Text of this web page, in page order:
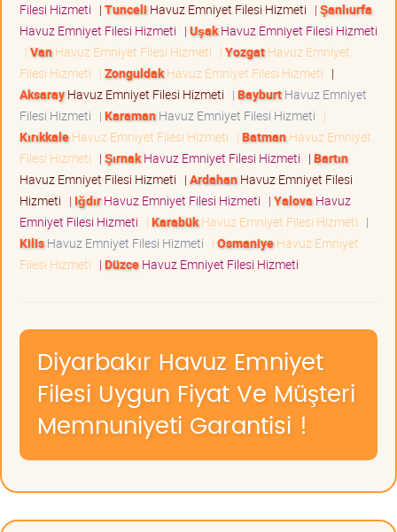
Filesi Hizmeti | Tunceli Havuz Emniyet Filesi Hizmeti | Şanlıurfa
Havuz Emniyet Filesi Hizmeti | UşakHavuz Emniyet Filesi Hizmeti
| VanHavuz Emniyet Filesi Hizmeti | YozgatHavuz Emniyet
Filesi Hizmeti | ZonguldakHavuz Emniyet Filesi Hizmeti |
AksarayHavuz Emniyet Filesi Hizmeti | BayburtHavuz Emniyet
Filesi Hizmeti | KaramanHavuz Emniyet Filesi Hizmeti |
KırıkkaleHavuz Emniyet Filesi Hizmeti | BatmanHavuz Emniyet
Filesi Hizmeti | ŞırnakHavuz Emniyet Filesi Hizmeti | Bartın
Havuz Emniyet Filesi Hizmeti | ArdahanHavuz Emniyet Filesi
Hizmeti | IğdırHavuz Emniyet Filesi Hizmeti | Yalova Havuz
Emniyet Filesi Hizmeti | KarabükHavuz Emniyet Filesi Hizmeti |
KilisHavuz Emniyet Filesi Hizmeti | OsmaniyeHavuz Emniyet
Filesi Hizmeti | DüzceHavuz Emniyet Filesi Hizmeti
Diyarbakır Havuz Emniyet
Filesi Uygun Fiyat Ve Müşteri
Memnuniyeti Garantisi !